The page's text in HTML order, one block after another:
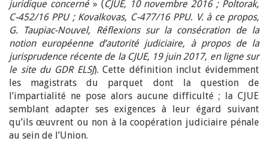
juridique concerné » (CJUE, 10 novembre 2016 ; Poltorak,
C-452/16 PPU ; Kovalkovas, C-477/16 PPU. V. à ce propos,
G. Taupiac-Nouvel, Réflexions sur la consécration de la
notion européenne d’autorité judiciaire, à propos de la
jurisprudence récente de la CJUE, 19 juin 2017, en ligne sur
le site du GDR ELSJ). Cette définition inclut évidemment
les magistrats du parquet dont la question de
l’impartialité ne pose alors aucune difficulté ; la CJUE
semblant adapter ses exigences à leur égard suivant
qu’ils œuvrent ou non à la coopération judiciaire pénale
au sein de l’Union.